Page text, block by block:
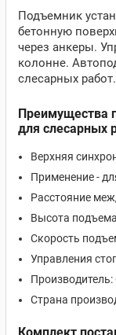
Подъемник
бетонную
через анкеры.
колонне.
слесарных работ.
Преимущества
для слесарных
Верхняя
Применение -
Расстояние
Высота
Скорость
Управления
Страна